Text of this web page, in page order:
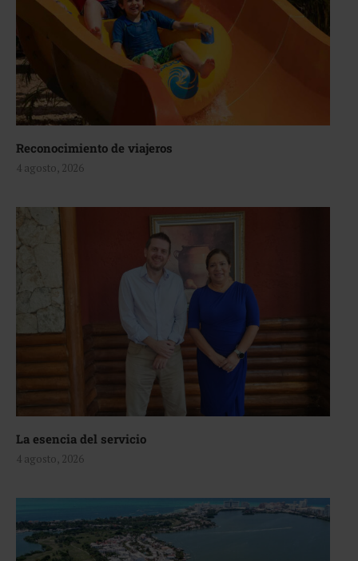
Reconocimiento de viajeros
4 agosto, 2026
La esencia del servicio
4 agosto, 2026